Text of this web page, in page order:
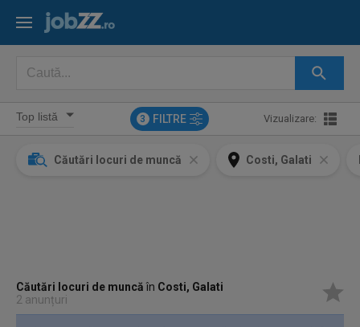
3 FILTRE Vizualizare:
Căutări locuri de muncă Costi, Galati
Căutări locuri de muncăîn Costi, Galati
2 anunțuri